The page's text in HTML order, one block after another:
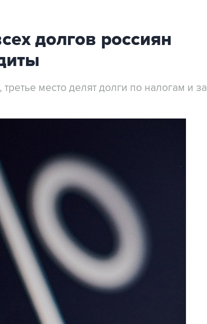
долгов россиян
место делят долги по налогам и за